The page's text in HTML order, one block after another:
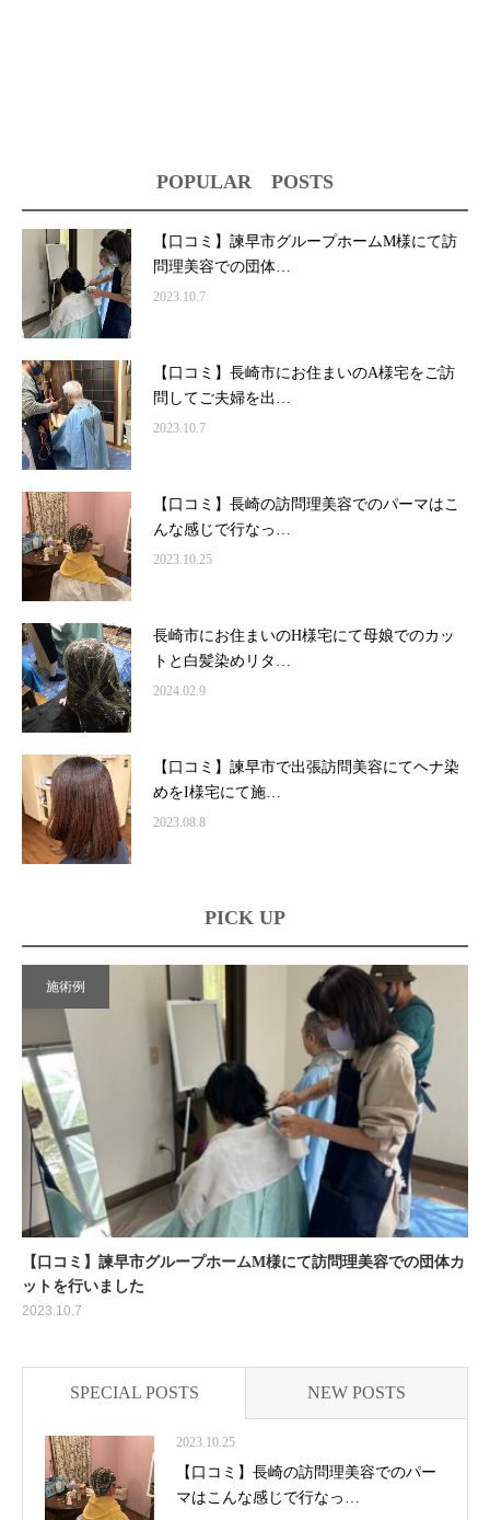
POPULAR POSTS
【口コミ】諫早市グループホームM様にて訪
問理美容での団体…
2023.10.7
【口コミ】長崎市にお住まいのA様宅をご訪
問してご夫婦を出…
2023.10.7
【口コミ】長崎の訪問理美容でのパーマはこ
んな感じで行なっ…
2023.10.25
長崎市にお住まいのH様宅にて母娘でのカッ
トと白髪染めリタ…
2024.02.9
【口コミ】諫早市で出張訪問美容にてヘナ染
めをI様宅にて施…
2023.08.8
PICK UP
施術例
【口コミ】諫早市グループホームM様にて訪問理美容での団体カ
ットを行いました
2023.10.7
SPECIAL POSTS NEW POSTS
2023.10.25
【口コミ】長崎の訪問理美容でのパー
マはこんな感じで行なっ…